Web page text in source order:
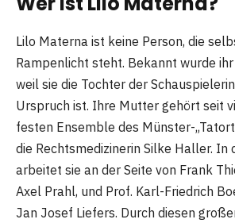
Lilo Materna ist keine Person, die
Rampenlicht steht. Bekannt wurde
weil sie die Tochter der
Urspruch ist. Ihre Mutter gehört seit
festen Ensemble des Münster-
die Rechtsmedizinerin Silke Haller. In
arbeitet sie an der Seite von Frank
Axel Prahl, und Prof. Karl-Friedrich
Jan Josef Liefers. Durch diesen